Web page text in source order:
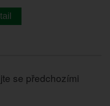
se předchozími